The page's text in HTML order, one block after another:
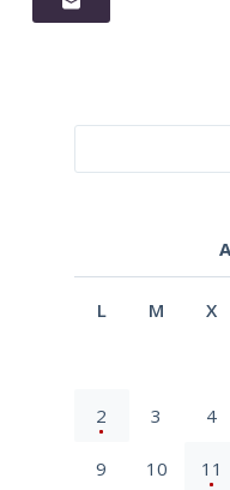
L M X
2 3 4
9 10 11